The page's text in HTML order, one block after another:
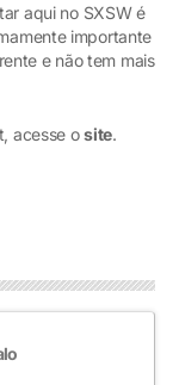
aqui no SXSW é
importante
e não tem mais
acesse osite.